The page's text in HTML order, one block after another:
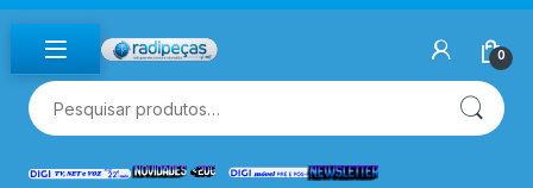
Skip to navigation
Skip to content
0
Pesquisar por: